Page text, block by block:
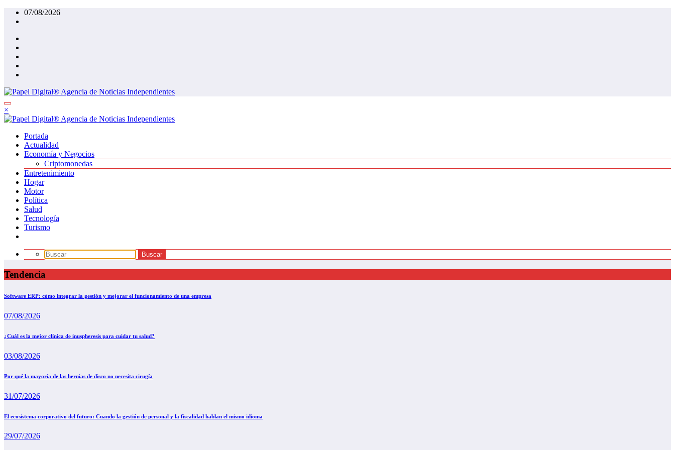
Saltar
07/08/2026
×
Portada
Actualidad
Economía y Negocios
Criptomonedas
Entretenimiento
Hogar
Motor
Política
Salud
Tecnología
Turismo
Tendencia
Software ERP: cómo integrar la gestión y mejorar el funcionamiento de una empresa
07/08/2026
¿Cuál es la mejor clínica de inuspheresis para cuidar tu salud?
03/08/2026
Por qué la mayoría de las hernias de disco no necesita cirugía
31/07/2026
El ecosistema corporativo del futuro: Cuando la gestión de personal y la fiscalidad hablan el mismo idioma
29/07/2026